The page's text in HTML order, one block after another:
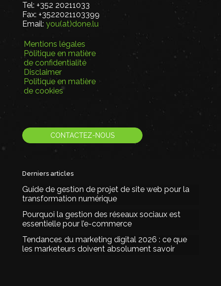
Tel: +352 20211033
Fax: +3522021103399
Email: you(at)done.lu
Mentions légales
Politique en matière
de confidentialité
Disclaimer
Politique en matière
de cookies
CONTACTEZ-NOUS
Derniers articles
Guide de gestion de projet de site web pour la
transformation numérique
Pourquoi la gestion des réseaux sociaux est
essentielle pour l’e-commerce
Tendances du marketing digital 2026 : ce que
les marketeurs doivent absolument savoir